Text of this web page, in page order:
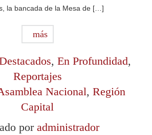
la bancada de la Mesa de […]
más
, En Profundidad,
Reportajes
Nacional, Región
Capital
por administrador